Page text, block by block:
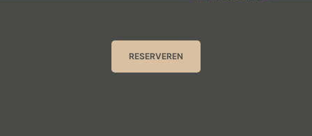
RESERVEREN